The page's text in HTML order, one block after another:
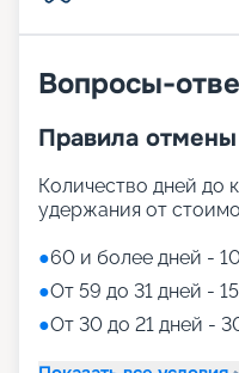
Вопросы-
Правила отмены
Количество дней до
удержания от
●60 и более дней -
●От 59 до 31 дней -
●От 30 до 21 дней -